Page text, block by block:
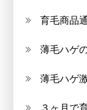
育毛商品
薄毛ハゲ
薄毛ハゲ